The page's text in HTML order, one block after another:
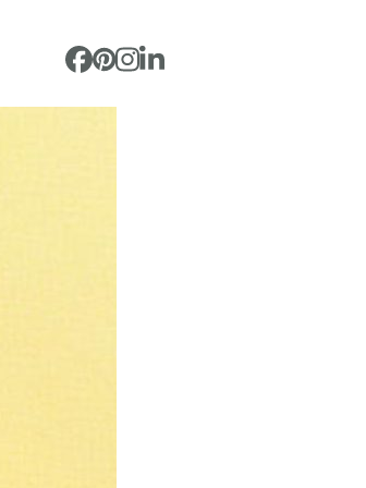
Facebook
Pinterest
Instagram
LinkedIn